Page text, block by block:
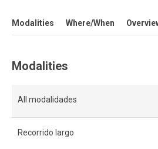
Modalities Where/When
Modalities
All modalidades
Recorrido largo